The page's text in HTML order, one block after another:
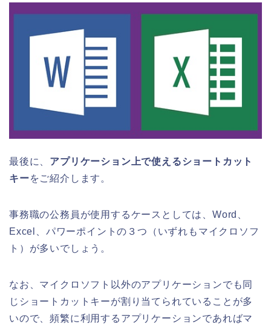
最後に、 アプリケーション上で使えるショートカット
キーをご紹介します。
事務職の公務員が使用するケースとしては、Word、
Excel、パワーポイントの３つ（いずれもマイクロソフ
ト）が多いでしょう。
なお、マイクロソフト以外のアプリケーションでも同
じショートカットキーが割り当てられていることが多
いので、頻繁に利用するアプリケーションであればマ